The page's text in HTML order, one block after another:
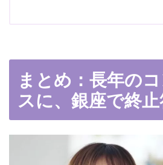
まとめ：長年の
スに、銀座で終止